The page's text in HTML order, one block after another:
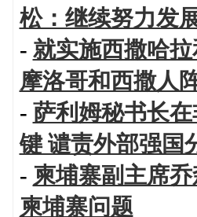
松：继续努力发
- 就实施西撒哈
摩洛哥和西撒人
- 萨利姆秘书长
键 谴责外部强国
- 柬埔寨副主席
柬埔寨问题